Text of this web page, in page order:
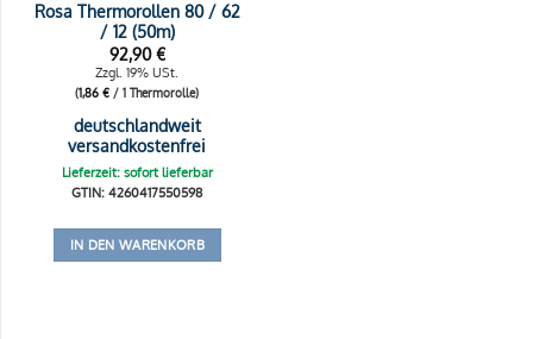
Rosa Thermorollen 80 / 62
/ 12 (50m)
92,90€
Zzgl. 19% USt.
(1,86€ / 1 Thermorolle)
deutschlandweit
versandkostenfrei
Lieferzeit: sofort lieferbar
GTIN: 4260417550598
IN DEN WARENKORB